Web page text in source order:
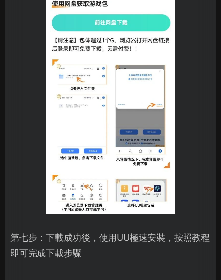
第七步：下載成功後，使用UU極速安裝，按照教程
即可完成下載步驟